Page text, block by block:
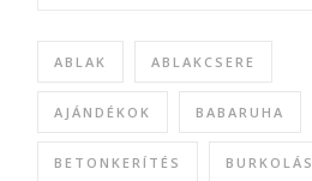
ABLAK ABLAKCSERE
AJÁNDÉKOK BABARUHA
BETONKERÍTÉS BURKOLÁS